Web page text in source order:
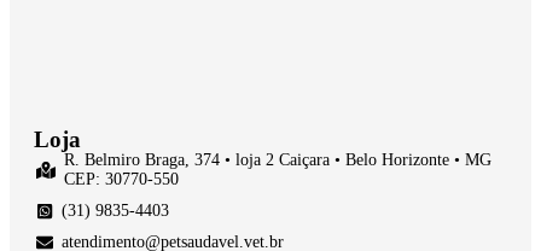
Loja
R. Belmiro Braga, 374 • loja 2 Caiçara • Belo Horizonte • MG
CEP: 30770-550
(31) 9835-4403
atendimento@petsaudavel.vet.br